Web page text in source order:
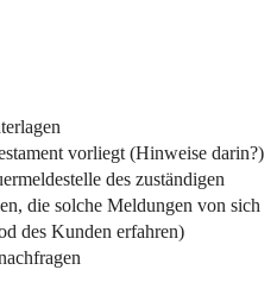
vorliegt (Hinweise darin?)
des zuständigen
die solche Meldungen von sich
des Kunden erfahren)